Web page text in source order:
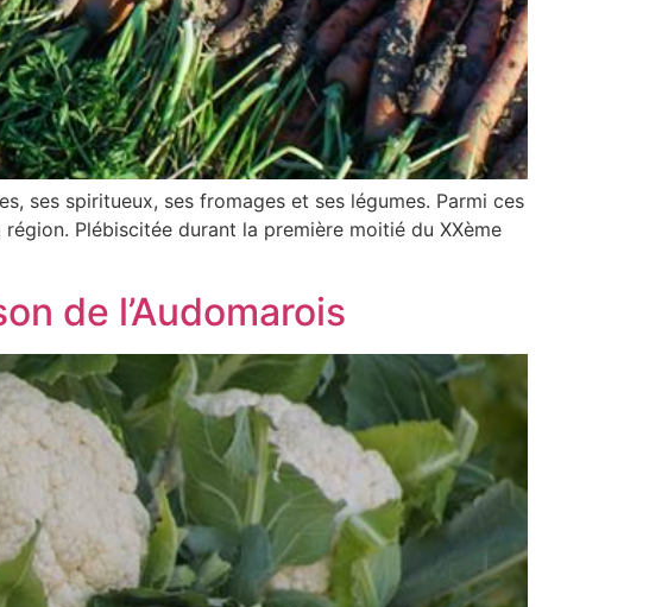
ses spiritueux, ses fromages et ses légumes. Parmi ces
Plébiscitée durant la première moitié du XXème
de l’Audomarois